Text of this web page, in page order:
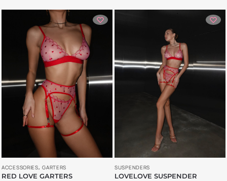
ACCESSORIES,GARTERS
RED LOVE GARTERS
SUSPENDERS
LOVELOVE SUSPENDER